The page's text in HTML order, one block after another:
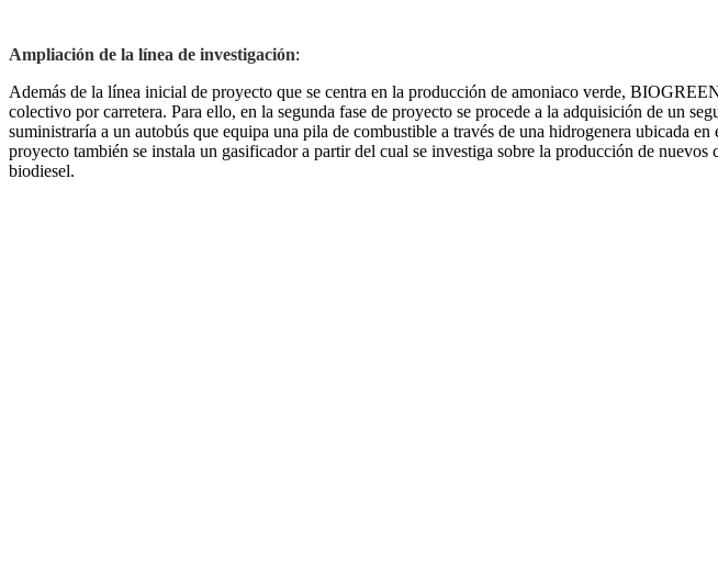
Ampliación de la línea de investigación:
Además de la línea inicial de proyecto que se centra en la producción de amoniaco verde,
colectivo por carretera. Para ello, en la segunda fase de proyecto se procede a la adquisición de un
suministraría a un autobús que equipa una pila de combustible a través de una hidrogenera ubicada
proyecto también se instala un gasificador a partir del cual se investiga sobre la producción de
biodiesel.